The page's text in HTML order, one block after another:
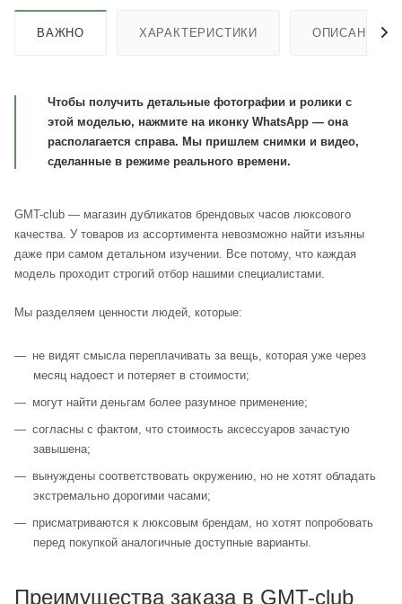
ВАЖНО ХАРАКТЕРИСТИКИ ОПИСАНИЕ
Чтобы получить детальные фотографии и ролики с
этой моделью, нажмите на иконку WhatsApp — она
располагается справа. Мы пришлем снимки и видео,
сделанные в режиме реального времени.
GMT-club — магазин дубликатов брендовых часов люксового
качества. У товаров из ассортимента невозможно найти изъяны
даже при самом детальном изучении. Все потому, что каждая
модель проходит строгий отбор нашими специалистами.
Мы разделяем ценности людей, которые:
не видят смысла переплачивать за вещь, которая уже через
месяц надоест и потеряет в стоимости;
могут найти деньгам более разумное применение;
согласны с фактом, что стоимость аксессуаров зачастую
завышена;
вынуждены соответствовать окружению, но не хотят обладать
экстремально дорогими часами;
присматриваются к люксовым брендам, но хотят попробовать
перед покупкой аналогичные доступные варианты.
Преимущества заказа в GMT-club